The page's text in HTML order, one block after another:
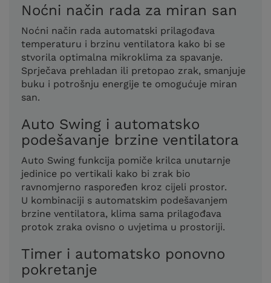
Noćni način rada za miran san
Noćni način rada automatski prilagođava
temperaturu i brzinu ventilatora kako bi se
stvorila optimalna mikroklima za spavanje.
Sprječava prehladan ili pretopao zrak, smanjuje
buku i potrošnju energije te omogućuje miran
san.
Auto Swing i automatsko
podešavanje brzine ventilatora
Auto Swing funkcija pomiče krilca unutarnje
jedinice po vertikali kako bi zrak bio
ravnomjerno raspoređen kroz cijeli prostor.
U kombinaciji s automatskim podešavanjem
brzine ventilatora, klima sama prilagođava
protok zraka ovisno o uvjetima u prostoriji.
Timer i automatsko ponovno
pokretanje